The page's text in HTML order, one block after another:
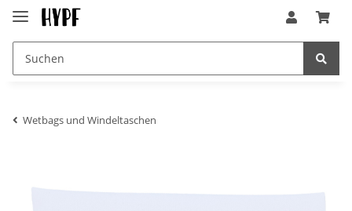
Wetbags und Windeltaschen